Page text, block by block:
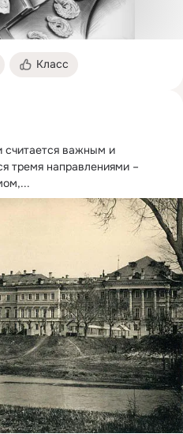
Класс
считается важным и
тремя направлениями –